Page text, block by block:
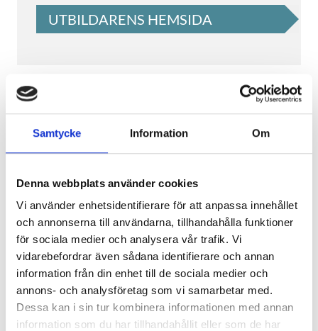
Samtycke Information Om
Denna webbplats använder cookies
Vi använder enhetsidentifierare för att anpassa innehållet
och annonserna till användarna, tillhandahålla funktioner
för sociala medier och analysera vår trafik. Vi
vidarebefordrar även sådana identifierare och annan
information från din enhet till de sociala medier och
annons- och analysföretag som vi samarbetar med.
Dessa kan i sin tur kombinera informationen med annan
information som du har tillhandahållit eller som de har
kursen får du kompetens att
dokumentera korrekt, bidra till en mer
Kursen möter aktuella krav från både
dig en viktig roll i att utveckla framtidens
äldreomsorg!
Vad kostar kursen?
YH-kursen är avgiftsfri och berättigar till
studiestöd från CSN.Läs mer om CSN
här!
Behörighet
För att bli antagen till kursen krävs
grundläggande behörighet för
yrkeshögskolestudier samt särskilda
UTBILDARENS HEMSIDA
Hermods Yrkeshögskola
Yrkeshögskolepoäng
Studieort
Distans
50
Studietakt
50%
Branscher
Ekonomi, admin, sälj
Utbildningsstart